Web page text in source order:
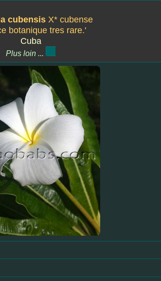
cubensis X* cubense
botanique tres rare.'
Cuba
Plus loin ...